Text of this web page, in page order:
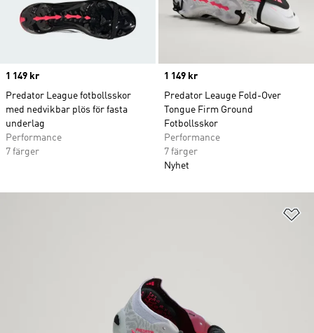
Price
1 149 kr
Predator League fotbollsskor
med nedvikbar plös för fasta
underlag
Performance
7 färger
Price
1 149 kr
Predator Leauge Fold-Over
Tongue Firm Ground
Fotbollsskor
Performance
7 färger
Nyhet